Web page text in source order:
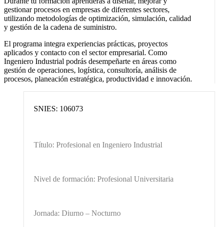
gestionar procesos en empresas de diferentes sectores,
utilizando metodologías de optimización, simulación, calidad
y gestión de la cadena de suministro.
El programa integra experiencias prácticas, proyectos
aplicados y contacto con el sector empresarial. Como
Ingeniero Industrial podrás desempeñarte en áreas como
gestión de operaciones, logística, consultoría, análisis de
procesos, planeación estratégica, productividad e innovación.
SNIES: 106073
Título: Profesional en Ingeniero Industrial
Nivel de formación: Profesional Universitaria
Jornada: Diurno – Nocturno